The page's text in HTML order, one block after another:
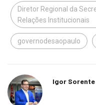
Diretor Regional da
Relações Institucionais
governodesaopaulo
Igor Sorente